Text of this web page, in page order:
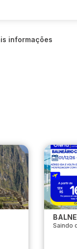
informações
Saindo